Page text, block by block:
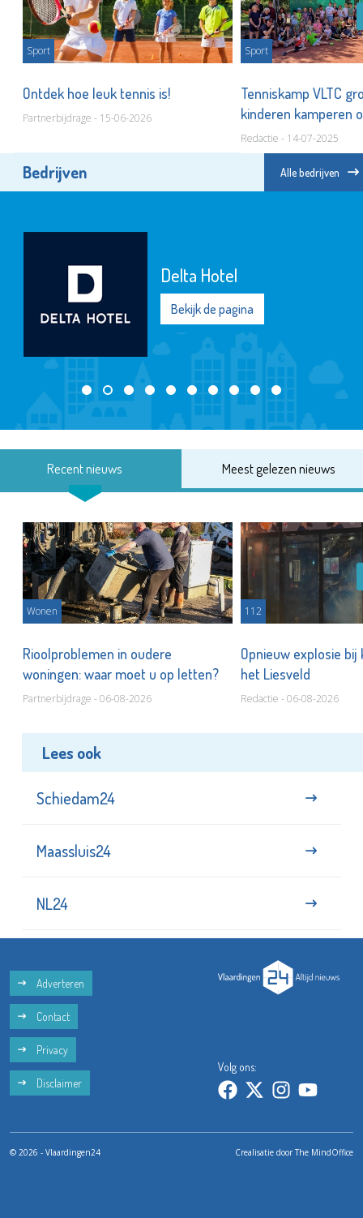
Sport
Ontdek hoe leuk tennis is!
Partnerbijdrage - 15-06-2026
Sport
Tenniskamp VLTC
kinderen kamperen
Redactie - 14-07-2025
Bedrijven Alle bedrijven
Delta Hotel
Bekijk de pagina
Recent nieuws Meest gelezen nieuws
Wonen
Rioolproblemen in oudere
woningen: waar moet u op letten?
Partnerbijdrage - 06-08-2026
112
Opnieuw explosie bij
het Liesveld
Redactie - 06-08-2026
Lees ook
Schiedam24
Maassluis24
NL24
Adverteren
Contact
Privacy
Disclaimer
Volg ons:
© 2026 - Vlaardingen24 Crealisatie doorThe MindOffice